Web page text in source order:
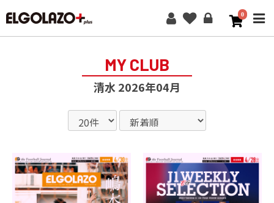
0
MY CLUB
清水 2026年04月